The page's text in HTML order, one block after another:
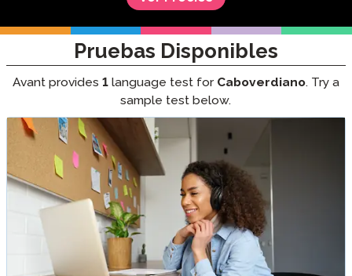
Pruebas Disponibles
Avant provides 1 language test for Caboverdiano. Try a
sample test below.